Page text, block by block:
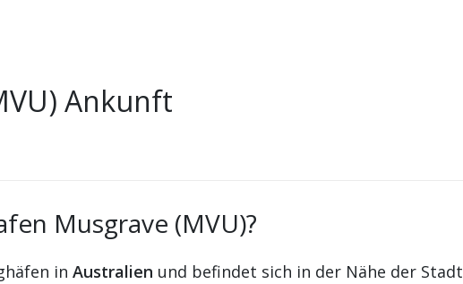
Ankunft
Musgrave (MVU)?
in Australien und befindet sich in der Nähe der Stadt